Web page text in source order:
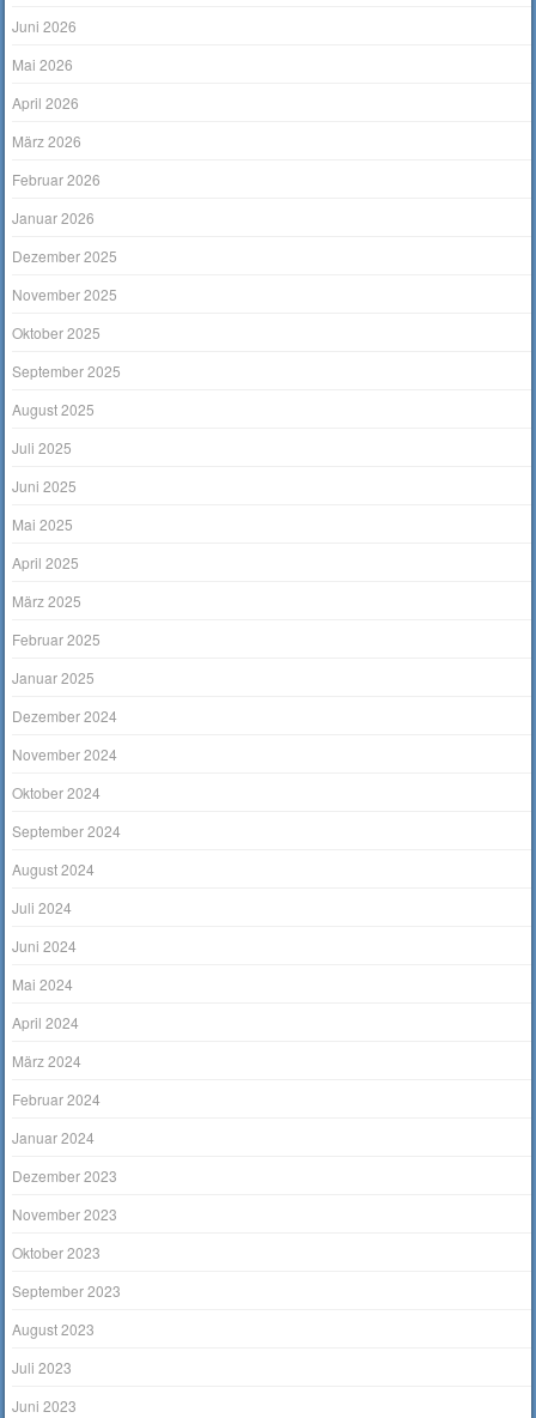
Juni 2026
Mai 2026
April 2026
März 2026
Februar 2026
Januar 2026
Dezember 2025
November 2025
Oktober 2025
September 2025
August 2025
Juli 2025
Juni 2025
Mai 2025
April 2025
März 2025
Februar 2025
Januar 2025
Dezember 2024
November 2024
Oktober 2024
September 2024
August 2024
Juli 2024
Juni 2024
Mai 2024
April 2024
März 2024
Februar 2024
Januar 2024
Dezember 2023
November 2023
Oktober 2023
September 2023
August 2023
Juli 2023
Juni 2023